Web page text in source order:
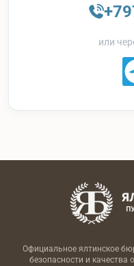
или
Официальное ялтинское
безопасности и